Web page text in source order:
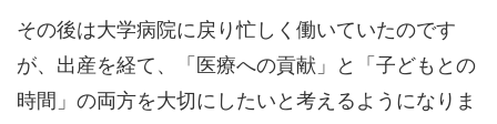
その後は大学病院に戻り忙しく働いていたのです
が、出産を経て、「医療への貢献」と「子どもとの
時間」の両方を大切にしたいと考えるようになりま